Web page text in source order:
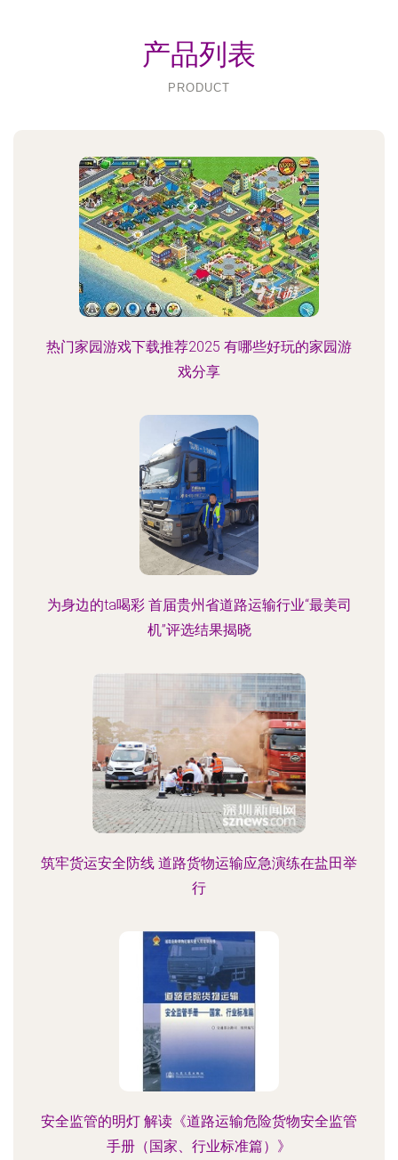
产品列表
PRODUCT
热门家园游戏下载推荐2025 有哪些好玩的家园游
戏分享
为身边的ta喝彩 首届贵州省道路运输行业“最美司
机”评选结果揭晓
筑牢货运安全防线 道路货物运输应急演练在盐田举
行
安全监管的明灯 解读《道路运输危险货物安全监管
手册（国家、行业标准篇）》